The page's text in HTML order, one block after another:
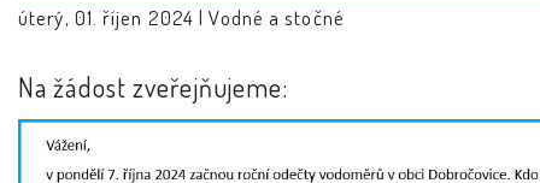
úterý, 01. říjen 2024 |Vodné a stočné
Na žádost zveřejňujeme: